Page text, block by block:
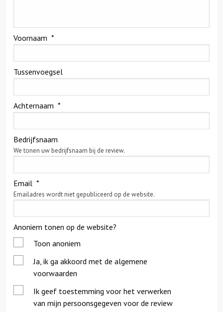
Contact
Voornaam *
Tussenvoegsel
Achternaam *
Bedrijfsnaam
We tonen uw bedrijfsnaam bij de review.
Email *
Emailadres wordt niet gepubliceerd op de website.
Anoniem tonen op de website?
Toon anoniem
*
Ja, ik ga akkoord met de algemene
voorwaarden
*
Ik geef toestemming voor het verwerken
van mijn persoonsgegeven voor de review